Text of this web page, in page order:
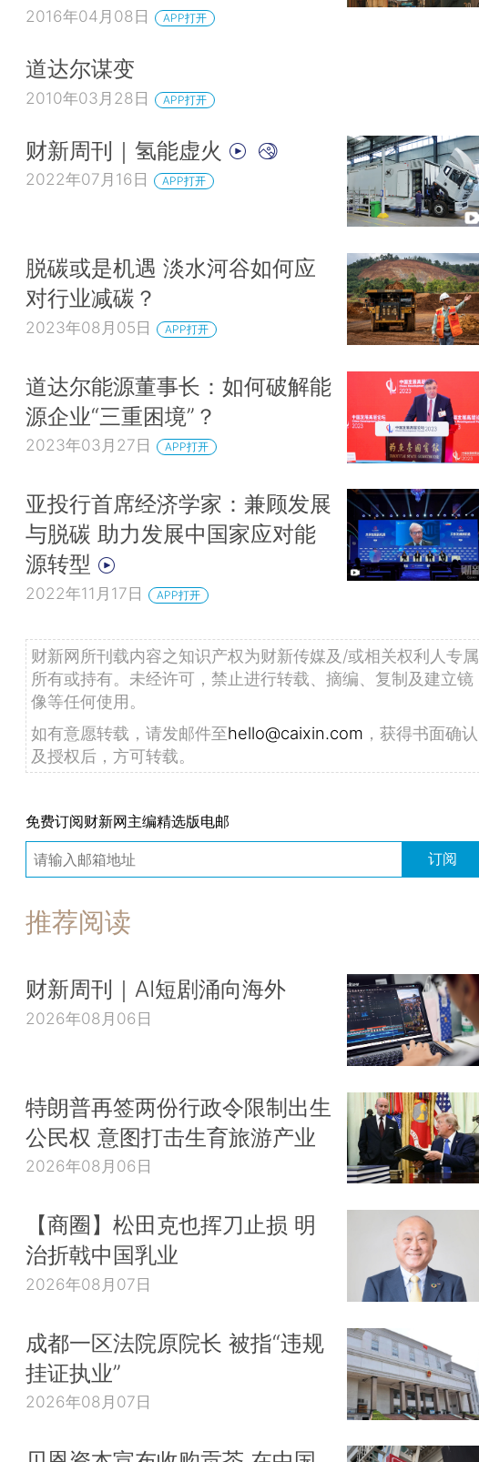
2016年04月08日 APP打开
道达尔谋变
2010年03月28日 APP打开
财新周刊｜氢能虚火
2022年07月16日 APP打开
脱碳或是机遇 淡水河谷如何应
对行业减碳？
2023年08月05日 APP打开
道达尔能源董事长：如何破解能
源企业“三重困境”？
2023年03月27日 APP打开
亚投行首席经济学家：兼顾发展
与脱碳 助力发展中国家应对能
源转型
2022年11月17日 APP打开
财新网所刊载内容之知识产权为财新传媒及/或相关权利人专属
所有或持有。未经许可，禁止进行转载、摘编、复制及建立镜
像等任何使用。
如有意愿转载，请发邮件至hello@caixin.com ，获得书面确认
及授权后，方可转载。
免费订阅财新网主编精选版电邮
订阅
推荐阅读
财新周刊｜AI短剧涌向海外
2026年08月06日
特朗普再签两份行政令限制出生
公民权 意图打击生育旅游产业
2026年08月06日
【商圈】松田克也挥刀止损 明
治折戟中国乳业
2026年08月07日
成都一区法院原院长 被指“违规
挂证执业”
2026年08月07日